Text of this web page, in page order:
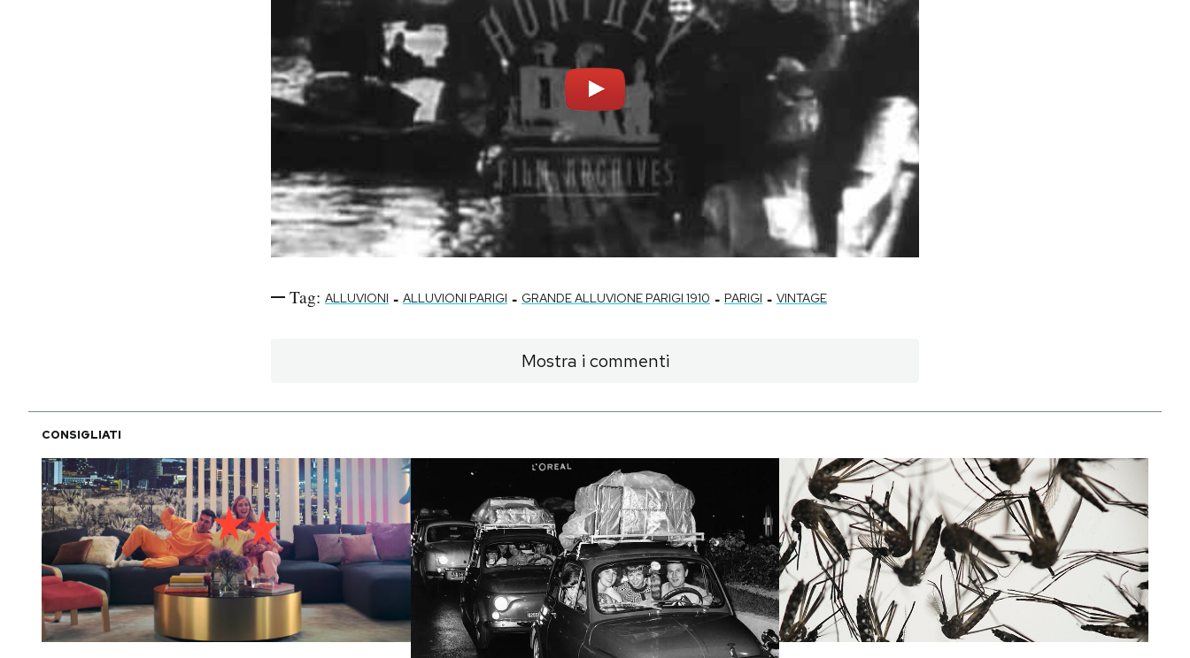
Tag: ALLUVIONI - ALLUVIONI PARIGI - GRANDE ALLUVIONE PARIGI 1910 - PARIGI - VINTAGE
Mostra i commenti
CONSIGLIATI